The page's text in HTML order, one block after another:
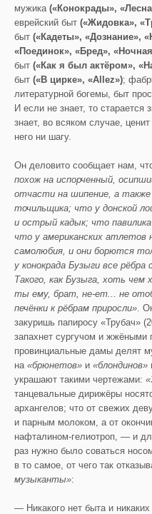
мужика («Конокрады»,
еврейский быт («Жидовка»,
быт («Кадеты», «Дознание»,
«Поединок», «Бред»,
быт («Как я был актёром»,
быт («В цирке», «Allez»);
литературной богемы, быт
И если не знает, то старается
знает, во всяком случае,
него ни шагу.
Он деловито сообщает нам,
похож на испорченный,
отчасти на шипение, а также
точильщика; что у донской
и острый кадык; что
что у американских атлетов
самолюбия, и они борются
у конокрада Бузыги все рёбра
Такого, как Бузыга, хоть чем
ты ему, брат, не-ет... не
печёнки к рёбрам приросли».
закуришь папиросу «Трубач»
запахнет сургучом и жжёными
провинциальные дамы делят
на «брюнетов» и «блондинов»
украшают такими чертежами:
танцевальные дирижёры
архангелов; что от свежих
и парным молоком, а от
нафталином-гелиотроп, — и
раз нужно было соваться
в то самое, от чего так
музыканты»:
— Никакого нет быта и